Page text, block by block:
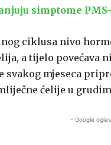
simptome
ciklusa nivo
a tijelo povećava
svakog mjeseca
ćelije u
- Google